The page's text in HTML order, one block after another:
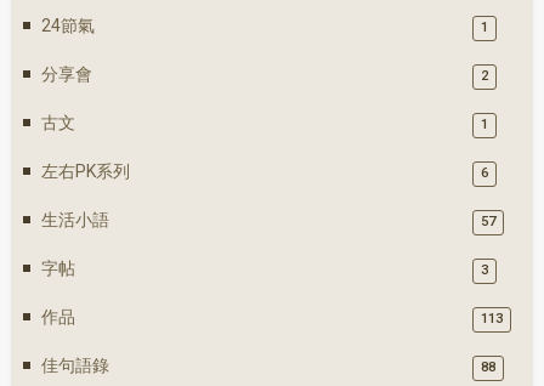
24節氣 1
分享會 2
古文 1
左右PK系列 6
生活小語 57
字帖 3
作品 113
佳句語錄 88